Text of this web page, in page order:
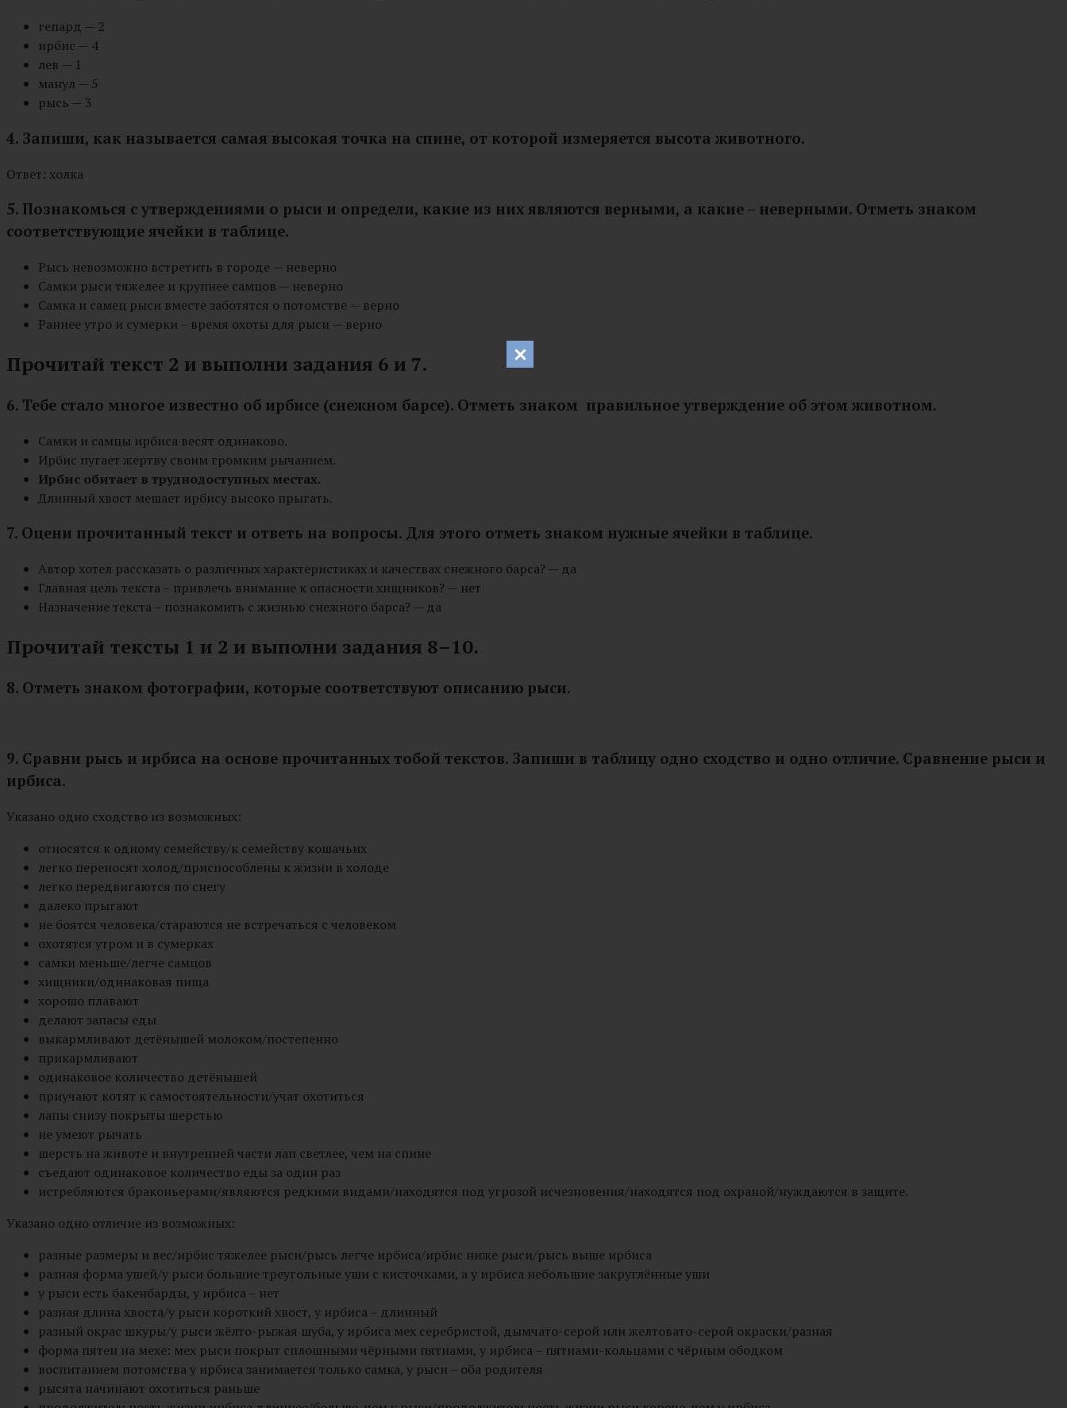
гепард — 2
ирбис — 4
лев — 1
манул — 5
рысь — 3
4. Запиши, как называется самая высокая точка на спине, от которой измеряется высота животного.
Ответ: холка
5. Познакомься с утверждениями о рыси и определи, какие из них являются верными, а какие – неверными. Отметь знаком
соответствующие ячейки в таблице.
Рысь невозможно встретить в городе — неверно
Самки рыси тяжелее и крупнее самцов — неверно
Самка и самец рыси вместе заботятся о потомстве — верно
Раннее утро и сумерки – время охоты для рыси — верно
Прочитай текст 2 и выполни задания 6 и 7.
6. Тебе стало многое известно об ирбисе (снежном барсе). Отметь знаком правильное утверждение об этом животном.
Самки и самцы ирбиса весят одинаково.
Ирбис пугает жертву своим громким рычанием.
Ирбис обитает в труднодоступных местах.
Длинный хвост мешает ирбису высоко прыгать.
7. Оцени прочитанный текст и ответь на вопросы. Для этого отметь знаком нужные ячейки в таблице.
Автор хотел рассказать о различных характеристиках и качествах снежного барса? — да
Главная цель текста – привлечь внимание к опасности хищников? — нет
Назначение текста – познакомить с жизнью снежного барса? — да
Прочитай тексты 1 и 2 и выполни задания 8–10.
8. Отметь знаком фотографии, которые соответствуют описанию рыси.
9. Сравни рысь и ирбиса на основе прочитанных тобой текстов. Запиши в таблицу одно сходство и одно отличие. Сравнение рыси и
ирбиса.
Указано одно сходство из возможных:
относятся к одному семейству/к семейству кошачьих
легко переносят холод/приспособлены к жизни в холоде
легко передвигаются по снегу
далеко прыгают
не боятся человека/стараются не встречаться с человеком
охотятся утром и в сумерках
самки меньше/легче самцов
хищники/одинаковая пища
хорошо плавают
делают запасы еды
выкармливают детёнышей молоком/постепенно
прикармливают
одинаковое количество детёнышей
приучают котят к самостоятельности/учат охотиться
лапы снизу покрыты шерстью
не умеют рычать
шерсть на животе и внутренней части лап светлее, чем на спине
съедают одинаковое количество еды за один раз
истребляются браконьерами/являются редкими видами/находятся под угрозой исчезновения/находятся под охраной/нуждаются в защите.
Указано одно отличие из возможных:
разные размеры и вес/ирбис тяжелее рыси/рысь легче ирбиса/ирбис ниже рыси/рысь выше ирбиса
разная форма ушей/у рыси большие треугольные уши с кисточками, а у ирбиса небольшие закруглённые уши
у рыси есть бакенбарды, у ирбиса – нет
разная длина хвоста/у рыси короткий хвост, у ирбиса – длинный
разный окрас шкуры/у рыси жёлто-рыжая шуба, у ирбиса мех серебристой, дымчато-серой или желтовато-серой окраски/разная
форма пятен на мехе: мех рыси покрыт сплошными чёрными пятнами, у ирбиса – пятнами-кольцами с чёрным ободком
воспитанием потомства у ирбиса занимается только самка, у рыси – оба родителя
рысята начинают охотиться раньше